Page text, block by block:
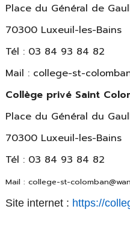
Place du Général de
70300 Luxeuil-les-Bains
Tél : 03 84 93 84 82
Mail : college-st-
Collège privé Saint
Place du Général du
70300 Luxeuil-les-Bains
Tél : 03 84 93 84 82
Mail : college-st-
Site internet : https://